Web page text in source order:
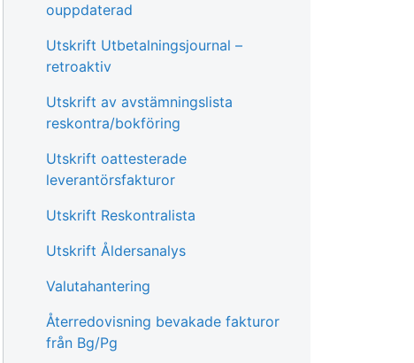
ouppdaterad
Utskrift Utbetalningsjournal –
retroaktiv
Utskrift av avstämningslista
reskontra/bokföring
Utskrift oattesterade
leverantörsfakturor
Utskrift Reskontralista
Utskrift Åldersanalys
Valutahantering
Återredovisning bevakade fakturor
från Bg/Pg